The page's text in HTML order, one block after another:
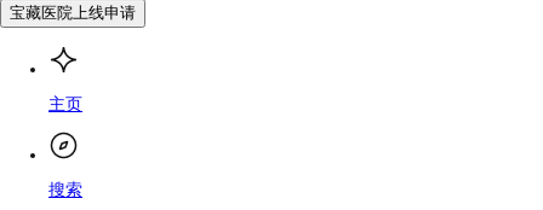
宝藏医院上线申请
主页
搜索